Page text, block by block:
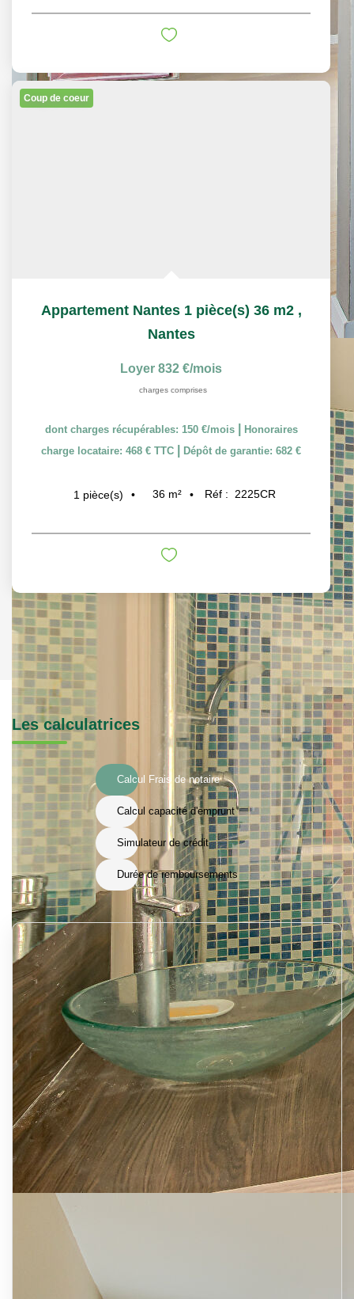
Coup de coeur
Appartement Nantes 1 pièce(s) 36 m2 ,
Nantes
Loyer 832 €/mois
charges comprises
dont charges récupérables: 150 €/mois
Honoraires
charge locataire: 468 € TTC
Dépôt de garantie: 682 €
1 pièce(s) 36 m² Réf : 2225CR
Les calculatrices
Calcul Frais de notaire
Calcul capacité d'emprunt
Simulateur de crédit
Durée de remboursements